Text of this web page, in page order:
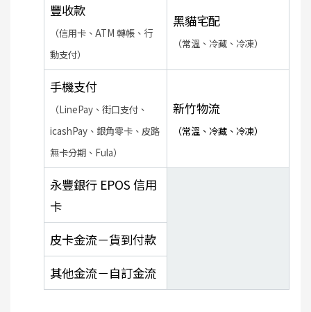
豐收款
（信用卡、ATM 轉帳、行
動支付）
黑貓宅配
（常溫、冷藏、冷凍）
手機支付
（LinePay、街口支付、
icashPay、銀角零卡、皮路
無卡分期、Fula）
新竹物流
（常溫、冷藏、冷凍）
永豐銀行 EPOS 信用
卡
皮卡金流－貨到付款
其他金流－自訂金流